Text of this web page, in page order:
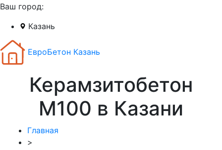
Ваш город:
Казань
ЕвроБетон Казань
Керамзитобетон
М100 в Казани
Главная
>